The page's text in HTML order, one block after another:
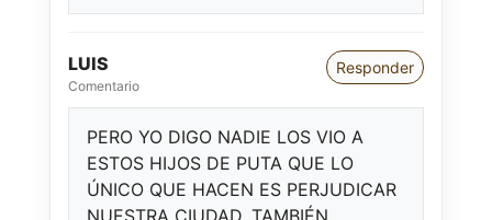
LUIS
Comentario
Responder
PERO YO DIGO NADIE LOS VIO A
ESTOS HIJOS DE PUTA QUE LO
ÚNICO QUE HACEN ES PERJUDICAR
NUESTRA CIUDAD, TAMBIÉN